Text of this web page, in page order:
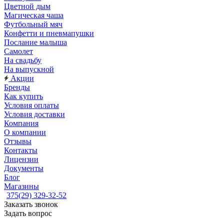
Цветной дым
Магическая чаша
Футбольный мяч
Конфетти и пневмапушки
Послание малыша
Самолет
На свадьбу
На выпускной
Акции
Бренды
Как купить
Условия оплаты
Условия доставки
Компания
О компании
Отзывы
Контакты
Лицензии
Документы
Блог
Магазины
375(29) 329-32-52
Заказать звонок
Задать вопрос